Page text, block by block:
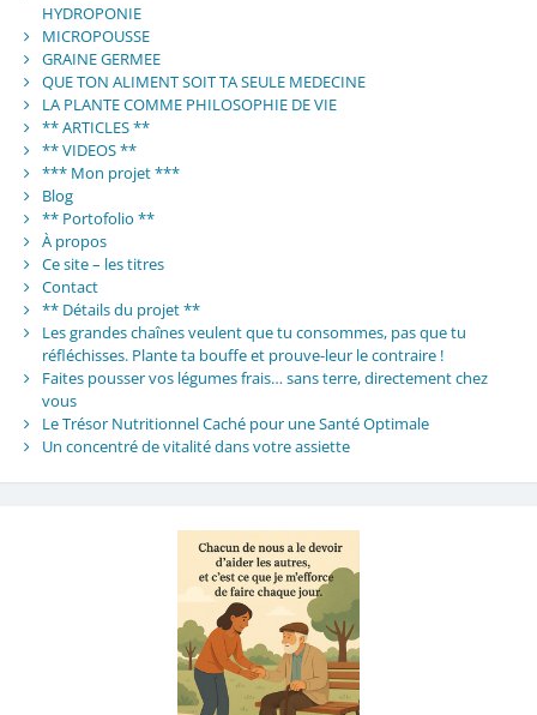
HYDROPONIE
MICROPOUSSE
GRAINE GERMEE
QUE TON ALIMENT SOIT TA SEULE MEDECINE
LA PLANTE COMME PHILOSOPHIE DE VIE
** ARTICLES **
** VIDEOS **
*** Mon projet ***
Blog
** Portofolio **
À propos
Ce site – les titres
Contact
** Détails du projet **
Les grandes chaînes veulent que tu consommes, pas que tu
réfléchisses. Plante ta bouffe et prouve-leur le contraire !
Faites pousser vos légumes frais… sans terre, directement chez
vous
Le Trésor Nutritionnel Caché pour une Santé Optimale
Un concentré de vitalité dans votre assiette